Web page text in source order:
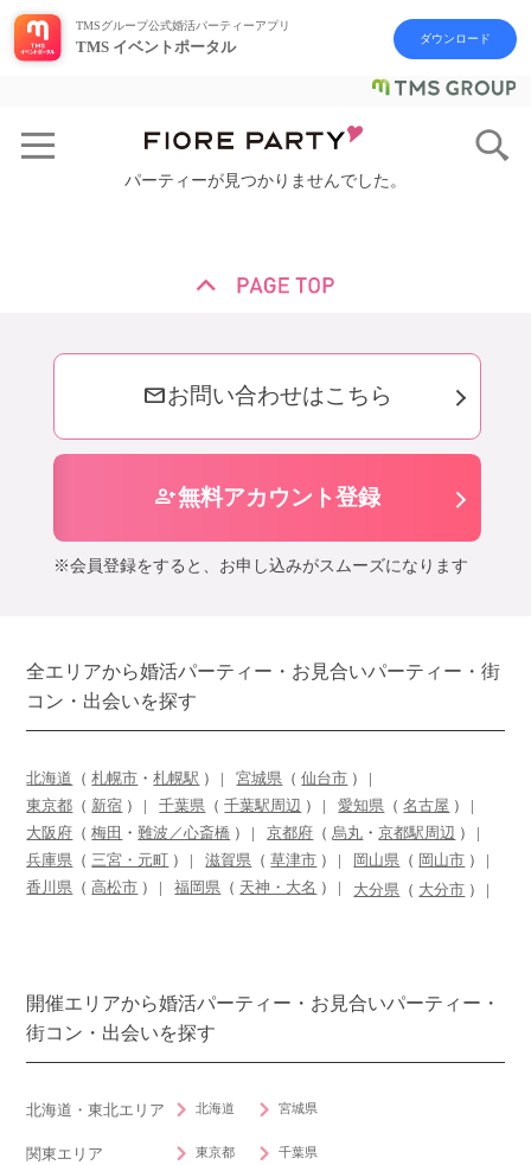
TMSグループ公式婚活パーティーアプリ
TMS イベントポータル ダウンロード
パーティーが見つかりませんでした。
mailお問い合わせはこちら
person_add無料アカウント登録
※会員登録をすると、お申し込みがスムーズになります
全エリアから婚活パーティー・お見合いパーティー・街
コン・出会いを探す
北海道 （札幌市 ・札幌駅 ） 宮城県 （仙台市 ）
東京都 （ 新宿 ） 千葉県 （千葉駅周辺 ） 愛知県 （名古屋 ）
大阪府 （梅田 ・難波／心斎橋 ） 京都府 （烏丸 ・京都駅周辺 ）
兵庫県 （三宮・元町 ） 滋賀県 （草津市 ） 岡山県 （ 岡山市 ）
香川県 （ 高松市 ） 福岡県 （ 天神・大名 ） 大分県 （ 大分市 ）
開催エリアから婚活パーティー・お見合いパーティー・
街コン・出会いを探す
北海道・東北エリア 北海道 宮城県
関東エリア 東京都 千葉県